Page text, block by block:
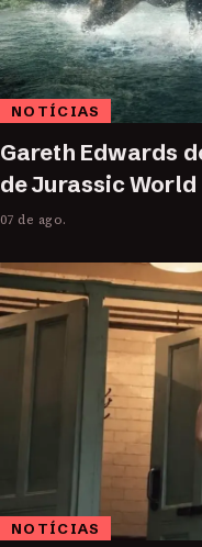
NOTÍCIAS
Gareth Edwards
de Jurassic World
07 de ago.
NOTÍCIAS